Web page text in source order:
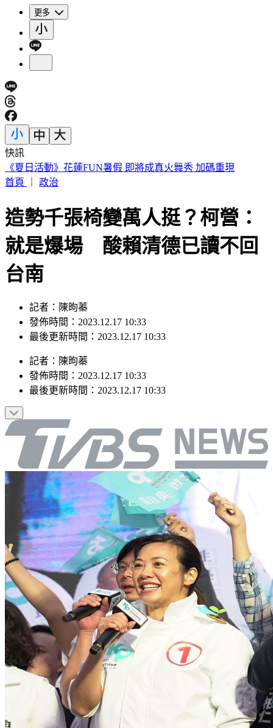
更多
快訊
疫苗風暴燒回陳時中！羅旺哲：沈伯洋成受害者
首頁
政治
造勢千張椅變萬人挺？柯營：
就是爆場 酸賴清德已讀不回
台南
記者：陳昫蓁
發佈時間：2023.12.17 10:33
最後更新時間：2023.12.17 10:33
記者 ： 陳昫蓁
發佈時間： 2023.12.17 10:33
最後更新時間： 2023.12.17 10:33